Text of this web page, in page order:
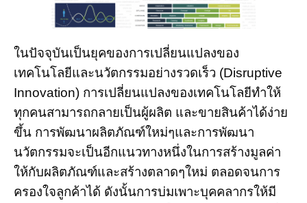
ในปัจจุบันเป็นยุคของการเปลี่ยนแปลงของ
เทคโนโลยีและนวัตกรรมอย่างรวดเร็ว (Disruptive
Innovation) การเปลี่ยนแปลงของเทคโนโลยีทำให้
ทุกคนสามารถกลายเป็นผู้ผลิต และขายสินค้าได้ง่าย
ขึ้น การพัฒนาผลิตภัณฑ์ใหม่ๆและการพัฒนา
นวัตกรรมจะเป็นอีกแนวทางหนึ่งในการสร้างมูลค่า
ให้กับผลิตภัณฑ์และสร้างตลาดๆใหม่ ตลอดจนการ
ครองใจลูกค้าได้ ดังนั้นการบ่มเพาะบุคคลากรให้มี